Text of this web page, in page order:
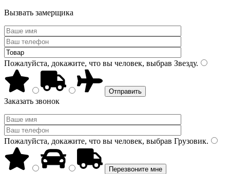
Вызвать замерщика
Пожалуйста, докажите, что вы человек, выбрав Звезду.
Заказать звонок
Пожалуйста, докажите, что вы человек, выбрав Грузовик.